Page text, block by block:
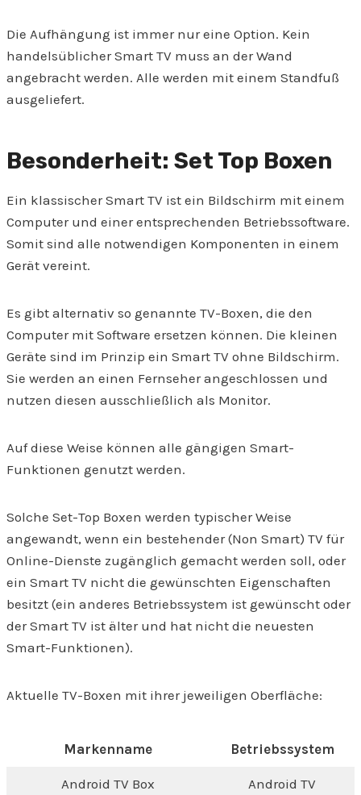
Die Aufhängung ist immer nur eine Option. Kein
handelsüblicher Smart TV muss an der Wand
angebracht werden. Alle werden mit einem Standfuß
ausgeliefert.
Besonderheit: Set Top Boxen
Ein klassischer Smart TV ist ein Bildschirm mit einem
Computer und einer entsprechenden Betriebssoftware.
Somit sind alle notwendigen Komponenten in einem
Gerät vereint.
Es gibt alternativ so genannte TV-Boxen, die den
Computer mit Software ersetzen können. Die kleinen
Geräte sind im Prinzip ein Smart TV ohne Bildschirm.
Sie werden an einen Fernseher angeschlossen und
nutzen diesen ausschließlich als Monitor.
Auf diese Weise können alle gängigen Smart-
Funktionen genutzt werden.
Solche Set-Top Boxen werden typischer Weise
angewandt, wenn ein bestehender (Non Smart) TV für
Online-Dienste zugänglich gemacht werden soll, oder
ein Smart TV nicht die gewünschten Eigenschaften
besitzt (ein anderes Betriebssystem ist gewünscht oder
der Smart TV ist älter und hat nicht die neuesten
Smart-Funktionen).
Aktuelle TV-Boxen mit ihrer jeweiligen Oberfläche:
Markenname Betriebssystem
Android TV Box Android TV